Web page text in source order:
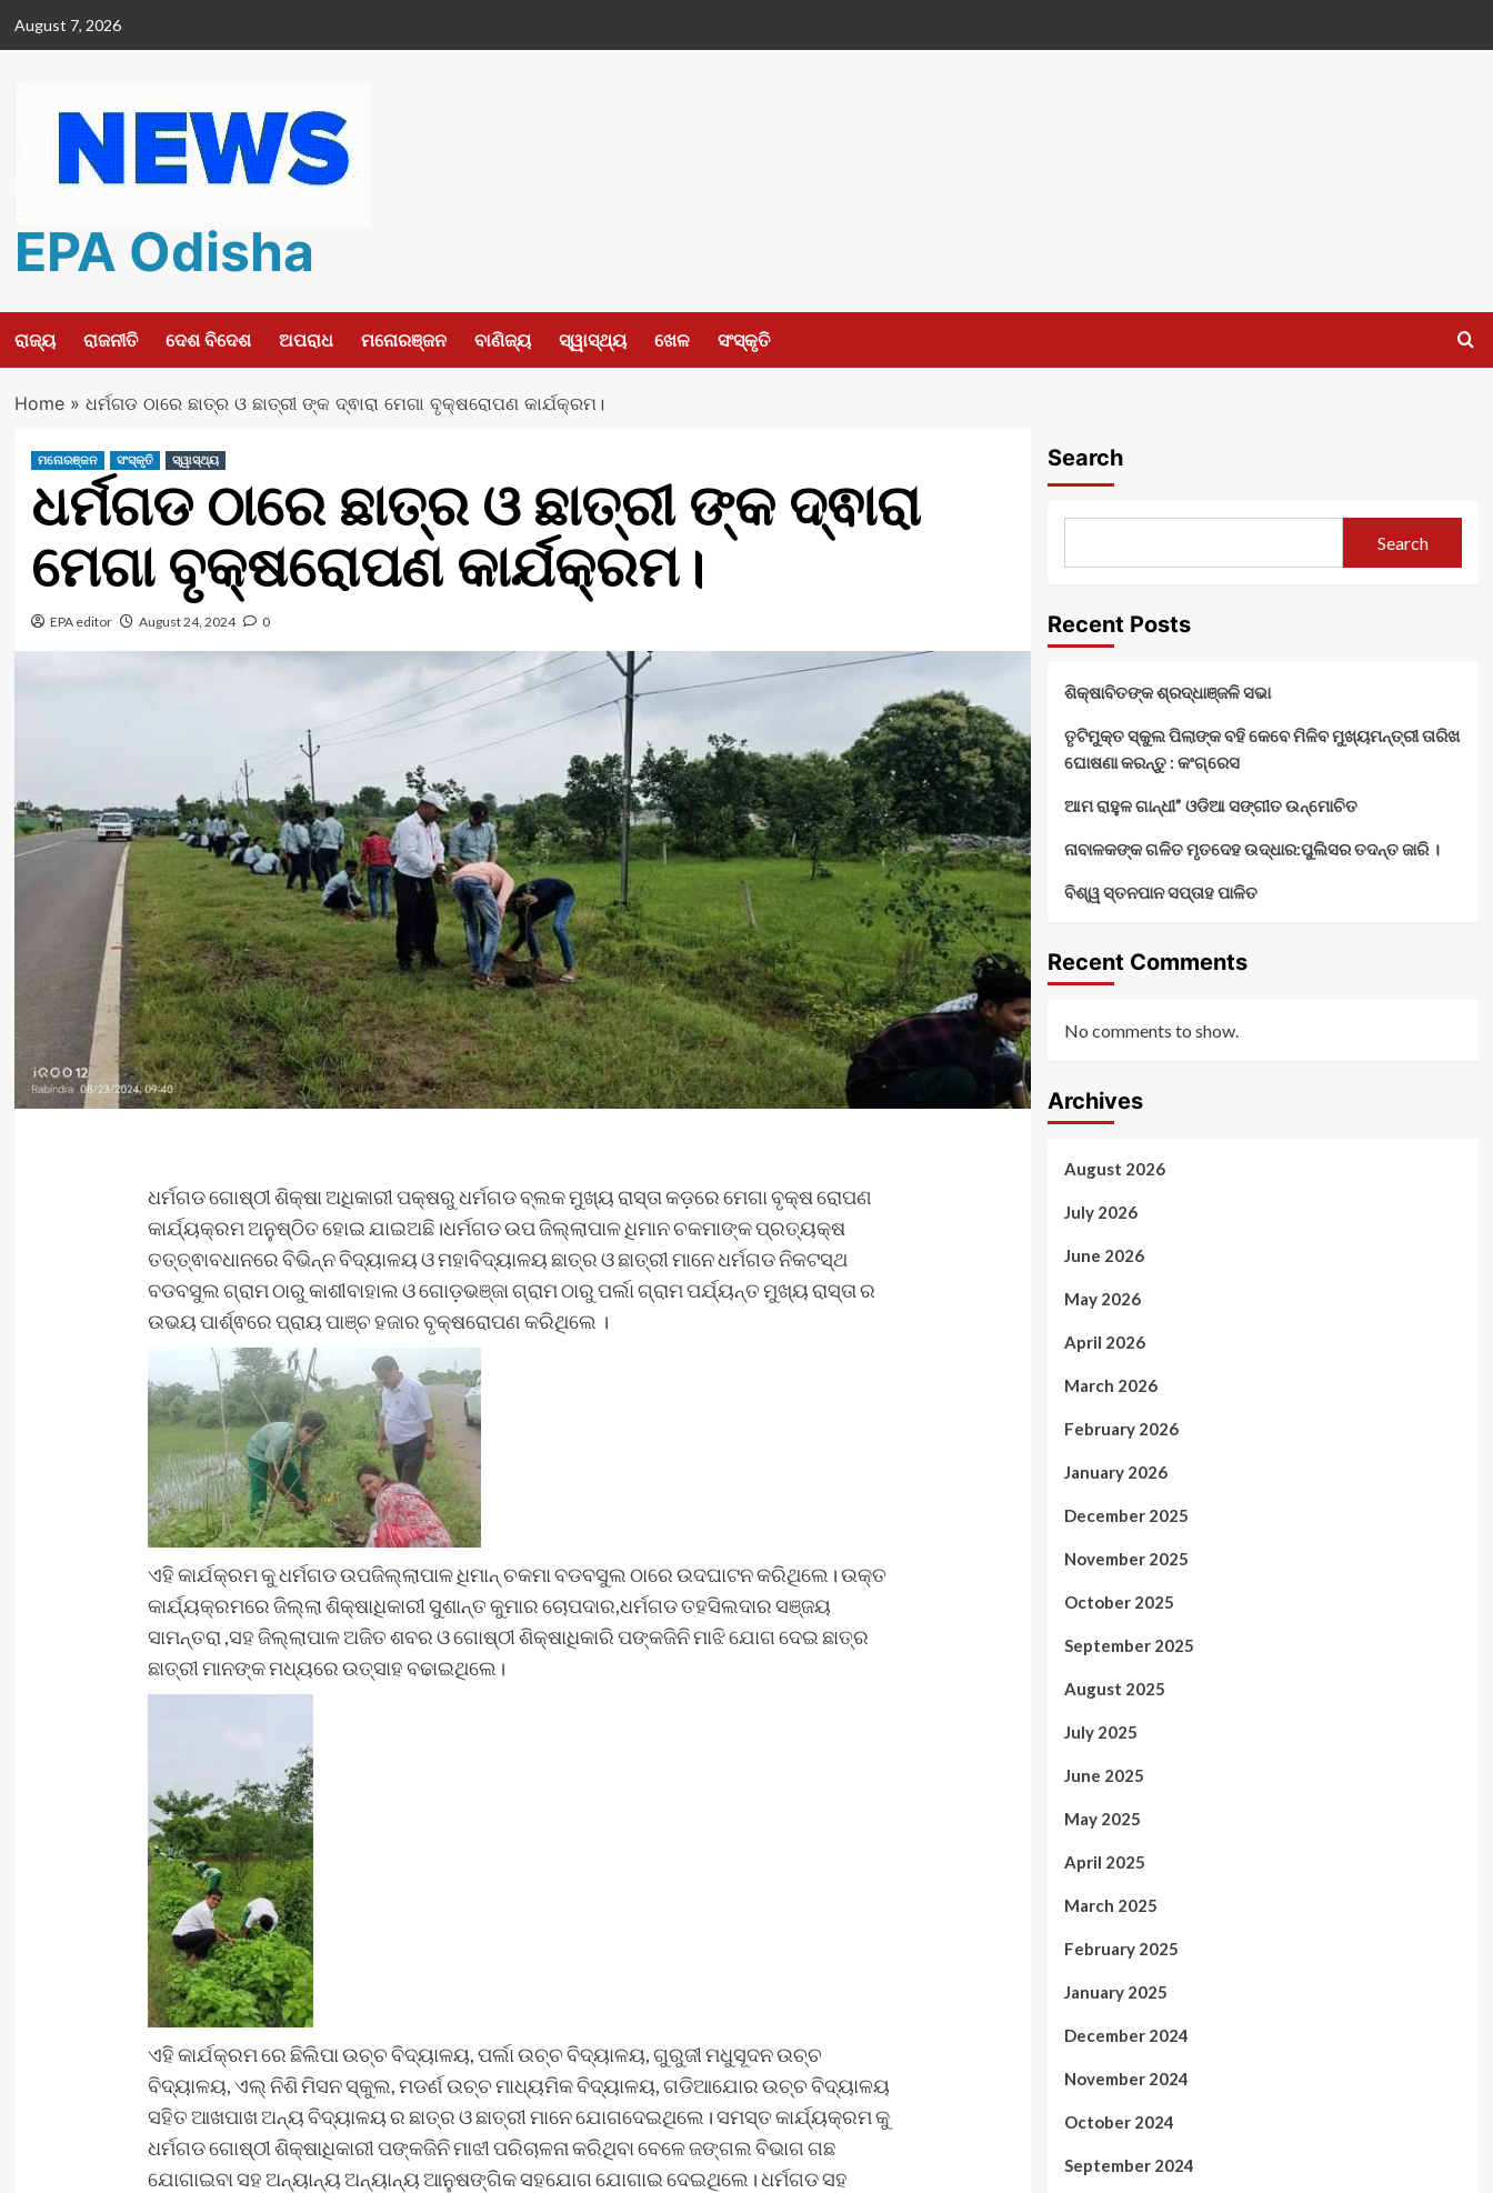
August 7, 2026
EPA Odisha
ରାଜ୍ୟ ରାଜନୀତି ଦେଶ ବିଦେଶ ଅପରାଧ ମନୋରଞ୍ଜନ ବାଣିଜ୍ୟ ସ୍ୱାସ୍ଥ୍ୟ ଖେଳ ସଂସ୍କୃତି
Home» ଧର୍ମଗଡ ଠାରେ ଛାତ୍ର ଓ ଛାତ୍ରୀ ଙ୍କ ଦ୍ଵାରା ମେଗା ବୃକ୍ଷରୋପଣ କାର୍ଯକ୍ରମ।
ମନୋରଞ୍ଜନ ସଂସ୍କୃତି ସ୍ୱାସ୍ଥ୍ୟ
ଧର୍ମଗଡ ଠାରେ ଛାତ୍ର ଓ ଛାତ୍ରୀ ଙ୍କ ଦ୍ଵାରା
ମେଗା ବୃକ୍ଷରୋପଣ କାର୍ଯକ୍ରମ।
EPA editor August 24, 2024 0
ଧର୍ମଗଡ ଗୋଷ୍ଠୀ ଶିକ୍ଷା ଅଧିକାରୀ ପକ୍ଷରୁ ଧର୍ମଗଡ ବ୍ଲକ ମୁଖ୍ୟ ରାସ୍ତା କଡ଼ରେ ମେଗା ବୃକ୍ଷ ରୋପଣ
କାର୍ଯ୍ୟକ୍ରମ ଅନୁଷ୍ଠିତ ହୋଇ ଯାଇଅଛି।ଧର୍ମଗଡ ଉପ ଜିଲ୍ଲାପାଳ ଧିମାନ ଚକମାଙ୍କ ପ୍ରତ୍ୟକ୍ଷ
ତତ୍ତ୍ଵାବଧାନରେ ବିଭିନ୍ନ ବିଦ୍ୟାଳୟ ଓ ମହାବିଦ୍ୟାଳୟ ଛାତ୍ର ଓ ଛାତ୍ରୀ ମାନେ ଧର୍ମଗଡ ନିକଟସ୍ଥ
ବଡବସୁଲ ଗ୍ରାମ ଠାରୁ କାଶୀବାହାଲ ଓ ଗୋଡ଼ଭଞ୍ଜା ଗ୍ରାମ ଠାରୁ ପର୍ଲା ଗ୍ରାମ ପର୍ଯ୍ୟନ୍ତ ମୁଖ୍ୟ ରାସ୍ତା ର
ଉଭୟ ପାର୍ଶ୍ଵରେ ପ୍ରାୟ ପାଞ୍ଚ ହଜାର ବୃକ୍ଷରୋପଣ କରିଥିଲେ ।
ଏହି କାର୍ଯକ୍ରମ କୁ ଧର୍ମଗଡ ଉପଜିଲ୍ଲାପାଳ ଧିମାନ୍ ଚକମା ବଡବସୁଲ ଠାରେ ଉଦଘାଟନ କରିଥିଲେ। ଉକ୍ତ
କାର୍ଯ୍ୟକ୍ରମରେ ଜିଲ୍ଲା ଶିକ୍ଷାଧିକାରୀ ସୁଶାନ୍ତ କୁମାର ଚୋପଦାର,ଧର୍ମଗଡ ତହସିଲଦାର ସଞ୍ଜୟ
ସାମନ୍ତରା ,ସହ ଜିଲ୍ଲାପାଳ ଅଜିତ ଶବର ଓ ଗୋଷ୍ଠୀ ଶିକ୍ଷାଧିକାରି ପଙ୍କଜିନି ମାଝି ଯୋଗ ଦେଇ ଛାତ୍ର
ଛାତ୍ରୀ ମାନଙ୍କ ମଧ୍ୟରେ ଉତ୍ସାହ ବଢାଇଥିଲେ।
ଏହି କାର୍ଯକ୍ରମ ରେ ଛିଲିପା ଉଚ୍ଚ ବିଦ୍ୟାଳୟ, ପର୍ଲା ଉଚ୍ଚ ବିଦ୍ୟାଳୟ, ଗୁରୁଜୀ ମଧୁସୂଦନ ଉଚ୍ଚ
ବିଦ୍ୟାଳୟ, ଏଲ୍ ନିଶି ମିସନ ସ୍କୁଲ, ମଡର୍ଣ ଉଚ୍ଚ ମାଧ୍ୟମିକ ବିଦ୍ୟାଳୟ, ଗଡିଆଯୋର ଉଚ୍ଚ ବିଦ୍ୟାଳୟ
ସହିତ ଆଖପାଖ ଅନ୍ୟ ବିଦ୍ୟାଳୟ ର ଛାତ୍ର ଓ ଛାତ୍ରୀ ମାନେ ଯୋଗଦେଇଥିଲେ। ସମସ୍ତ କାର୍ଯ୍ୟକ୍ରମ କୁ
ଧର୍ମଗଡ ଗୋଷ୍ଠୀ ଶିକ୍ଷାଧିକାରୀ ପଙ୍କଜିନି ମାଝୀ ପରିଚାଳନା କରିଥିବା ବେଳେ ଜଙ୍ଗଲ ବିଭାଗ ଗଛ
ଯୋଗାଇବା ସହ ଅନ୍ୟାନ୍ୟ ଅନ୍ୟାନ୍ୟ ଆନୁଷଙ୍ଗିକ ସହଯୋଗ ଯୋଗାଇ ଦେଇଥିଲେ। ଧର୍ମଗଡ ସହ
Search
Search
Recent Posts
ଶିକ୍ଷାବିତଙ୍କ ଶ୍ରଦ୍ଧାଞ୍ଜଳି ସଭା
ତୃଟିମୁକ୍ତ ସ୍କୁଲ ପିଲାଙ୍କ ବହି କେବେ ମିଳିବ ମୁଖ୍ୟମନ୍ତ୍ରୀ ତାରିଖ
ଘୋଷଣା କରନ୍ତୁ : କଂଗ୍ରେସ
ଆମ ରାହୁଳ ଗାନ୍ଧୀ” ଓଡିଆ ସଙ୍ଗୀତ ଉନ୍ମୋଚିତ
ନାବାଳକଙ୍କ ଗଳିତ ମୃତଦେହ ଉଦ୍ଧାର:ପୁଲିସର ତଦନ୍ତ ଜାରି ।
ବିଶ୍ୱ ସ୍ତନପାନ ସପ୍ତାହ ପାଳିତ
Recent Comments
No comments to show.
Archives
August 2026
July 2026
June 2026
May 2026
April 2026
March 2026
February 2026
January 2026
December 2025
November 2025
October 2025
September 2025
August 2025
July 2025
June 2025
May 2025
April 2025
March 2025
February 2025
January 2025
December 2024
November 2024
October 2024
September 2024